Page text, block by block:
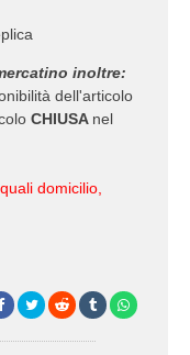
inoltre:
dell'articolo
CHIUSA nel
domicilio,